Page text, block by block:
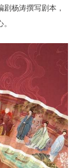
杨涛撰写剧本，